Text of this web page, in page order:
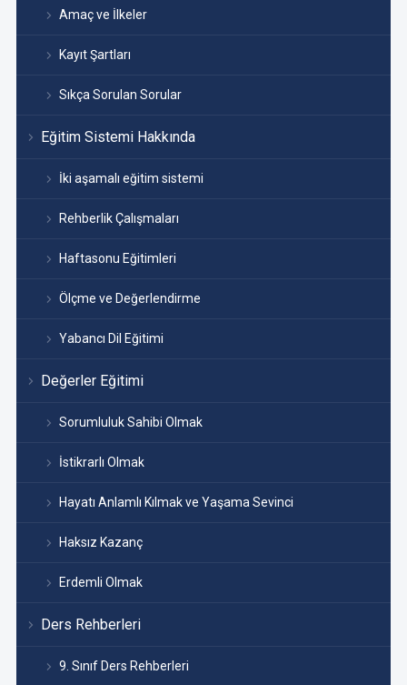
Amaç ve İlkeler
Kayıt Şartları
Sıkça Sorulan Sorular
Eğitim Sistemi Hakkında
İki aşamalı eğitim sistemi
Rehberlik Çalışmaları
Haftasonu Eğitimleri
Ölçme ve Değerlendirme
Yabancı Dil Eğitimi
Değerler Eğitimi
Sorumluluk Sahibi Olmak
İstikrarlı Olmak
Hayatı Anlamlı Kılmak ve Yaşama Sevinci
Haksız Kazanç
Erdemli Olmak
Ders Rehberleri
9. Sınıf Ders Rehberleri